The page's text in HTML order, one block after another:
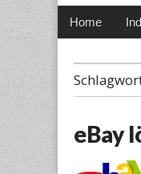
Main
Skip
Home
eBay